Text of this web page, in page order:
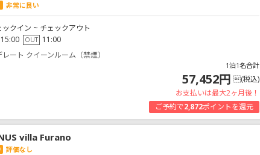
非常に良い
ックイン ~ チェックアウト
15:00 OUT 11:00
レート クイーンルーム（禁煙）
1泊1名合計
57,452円 (税込)
お支払いは最大2ヶ月後！
ご予約で2,872ポイントを還元
villa Furano
評価なし